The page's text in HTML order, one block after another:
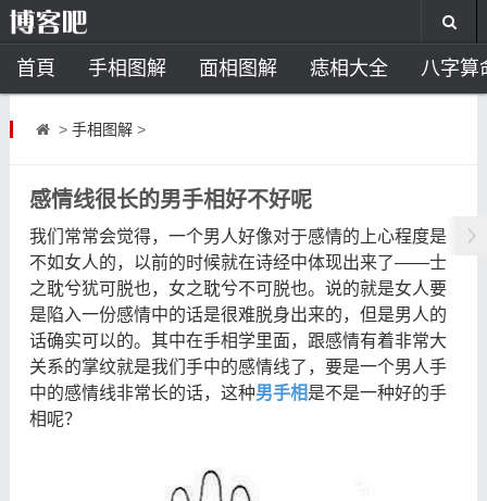
首頁 手相图解 面相图解 痣相大全 八字算
风水开运 助运饰品
> 手相图解>
感情线很长的男手相好不好呢
我们常常会觉得，一个男人好像对于感情的上心程度是
不如女人的，以前的时候就在诗经中体现出来了——士
之耽兮犹可脱也，女之耽兮不可脱也。说的就是女人要
是陷入一份感情中的话是很难脱身出来的，但是男人的
话确实可以的。其中在手相学里面，跟感情有着非常大
关系的掌纹就是我们手中的感情线了，要是一个男人手
中的感情线非常长的话，这种男手相是不是一种好的手
相呢？